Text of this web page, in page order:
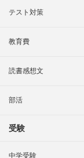
テスト対策
教育費
読書感想文
部活
受験
中学受験